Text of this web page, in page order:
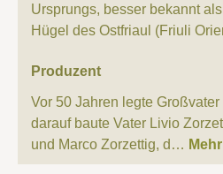
Ursprungs, besser bekannt
Hügel des Ostfriaul (Friuli
Produzent
Vor 50 Jahren legte
darauf baute Vater Livio
und Marco Zorzettig, d… Mehr